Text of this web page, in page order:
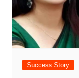
Success Story